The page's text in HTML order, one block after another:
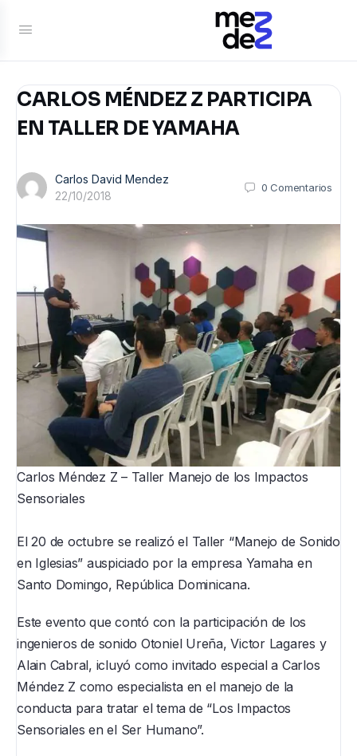
CARLOS MÉNDEZ Z PARTICIPA
EN TALLER DE YAMAHA
Carlos David Mendez
22/10/2018
0Comentarios
Carlos Méndez Z – Taller Manejo de los Impactos
Sensoriales
El 20 de octubre se realizó el Taller “Manejo de Sonido
en Iglesias” auspiciado por la empresa Yamaha en
Santo Domingo, República Dominicana.
Este evento que contó con la participación de los
ingenieros de sonido Otoniel Ureña, Victor Lagares y
Alain Cabral, icluyó como invitado especial a Carlos
Méndez Z como especialista en el manejo de la
conducta para tratar el tema de “Los Impactos
Sensoriales en el Ser Humano”.